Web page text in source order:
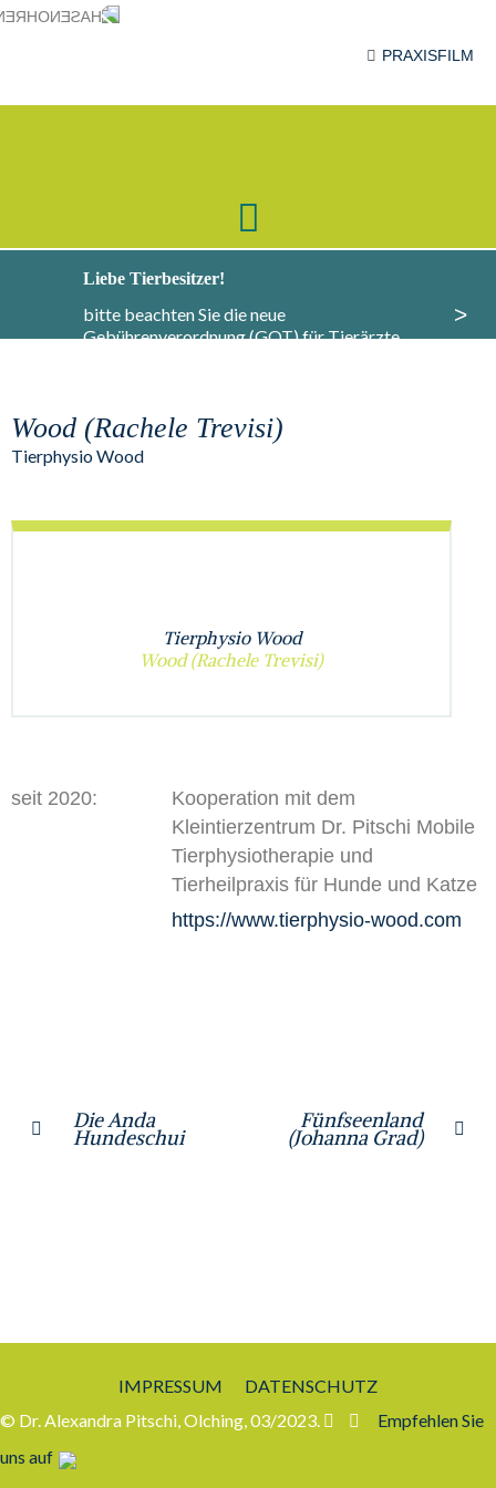
PRAXISFILM
>
Liebe Tierbesitzer!
bitte beachten Sie die neue
Gebührenverordnung (GOT) für Tierärzte,
Wood (Rachele Trevisi)
Tierphysio Wood
Tierphysio Wood
Wood (Rachele Trevisi)
seit 2020:
Kooperation mit dem
Kleintierzentrum Dr. Pitschi Mobile
Tierphysiotherapie und
Tierheilpraxis für Hunde und Katze
https://www.tierphysio-wood.com
Die Anda
Hundeschui
Fünfseenland
(Johanna Grad)
IMPRESSUM
DATENSCHUTZ
© Dr. Alexandra Pitschi, Olching, 03/2023.
Empfehlen Sie
uns auf